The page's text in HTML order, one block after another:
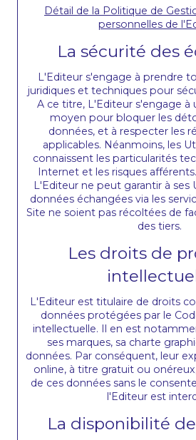
Détail de la Politique de
personnelles de
La sécurité des
L'Editeur s'engage à prendre
juridiques et techniques pour
A ce titre, L'Editeur s'engage à
moyen pour bloquer les
données, et à respecter les
applicables. Néanmoins, les
connaissent les particularités
Internet et les risques
L'Editeur ne peut garantir à ses
données échangées via les
Site ne soient pas récoltées de
des tiers.
Les droits de
L'Editeur est titulaire de droits
données protégées par le
intellectuelle. Il en est
ses marques, sa charte
données. Par conséquent, leur
online, à titre gratuit ou
de ces données sans le
l'Editeur est
La disponibilité